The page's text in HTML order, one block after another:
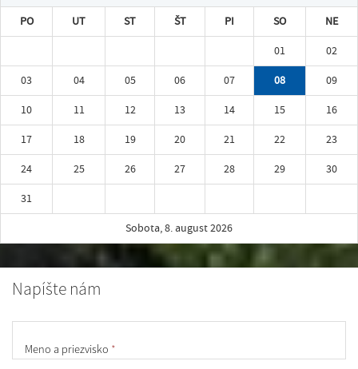
PO UT ST ŠT PI SO
NE
01
02
03
04 05 06 07 08
09
10
11 12 13 14 15
16
17
18 19 20 21 22
23
24
25 26 27 28 29
30
31
Sobota, 8. august 2026
Napíšte nám
Meno a priezvisko *